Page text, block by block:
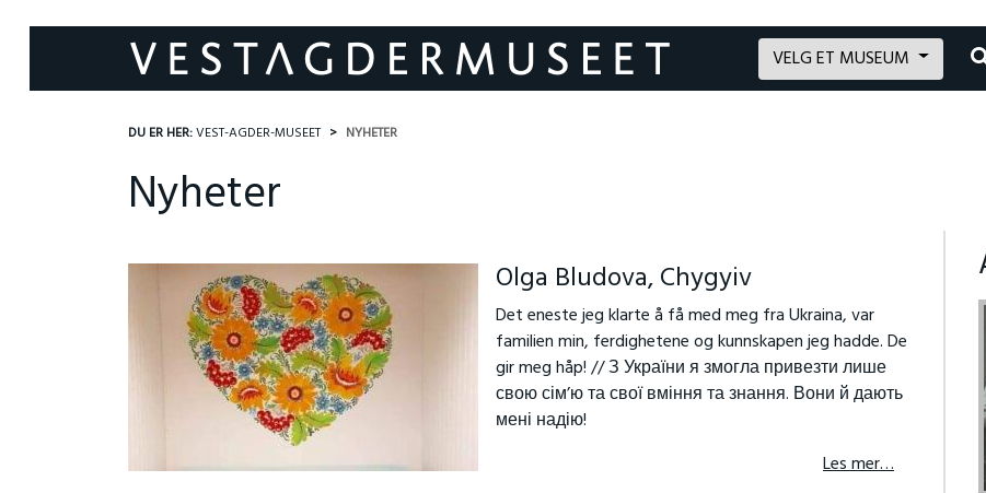
VELG ET MUSEUM
DU ER HER:VEST-AGDER-MUSEET NYHETER
Nyheter
Olga Bludova, Chygyiv
Det eneste jeg klarte å få med meg fra Ukraina, var
familien min, ferdighetene og kunnskapen jeg hadde. De
gir meg håp! // З України я змогла привезти лише
свою сім’ю та свої вміння та знання. Вони й дають
мені надію!
Les mer…